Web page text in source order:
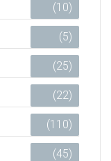
(10)
(5)
(25)
(22)
(110)
(45)